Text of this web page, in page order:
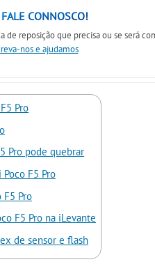
CONNOSCO!
de reposição que precisa ou se será
nos e ajudamos
Pro
Pro pode quebrar
F5 Pro
F5 Pro
F5 Pro na iLevante
de sensor e flash